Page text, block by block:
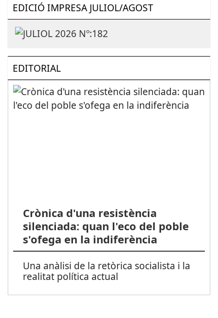
EDICIÓ IMPRESA JULIOL/AGOST
EDITORIAL
Crònica d'una resistència
silenciada: quan l'eco del poble
s'ofega en la indiferència
Una anàlisi de la retòrica socialista i la
realitat política actual